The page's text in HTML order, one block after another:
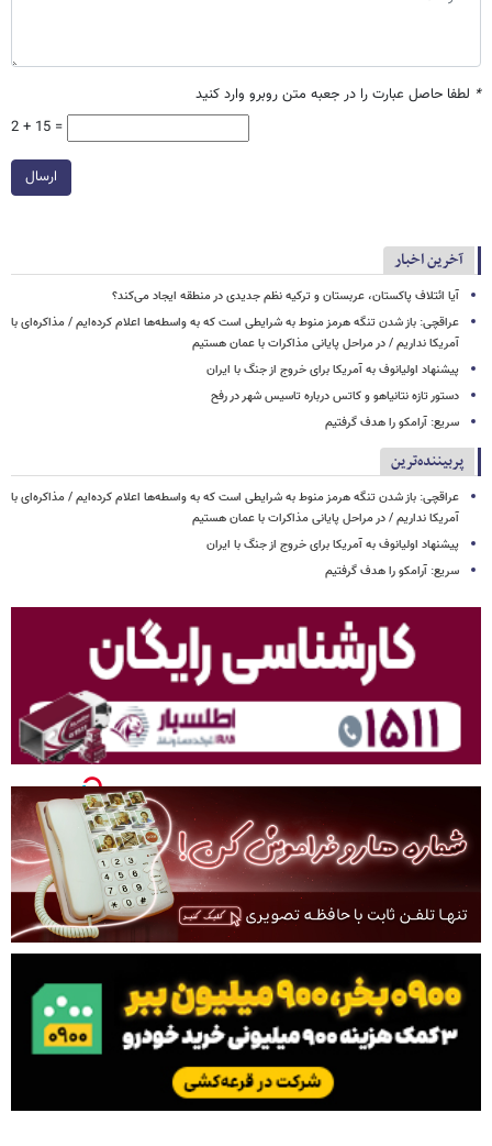
* لطفا حاصل عبارت را در جعبه متن روبرو وارد کنید
2 + 15 =
ارسال
آخرین اخبار
آیا ائتلاف پاکستان، عربستان و ترکیه نظم جدیدی در منطقه ایجاد می‌کند؟
عراقچی: باز شدن تنگه هرمز منوط به شرایطی است که به واسطه‌ها اعلام کرده‌ایم / مذاکره‌ای با
آمریکا نداریم / در مراحل پایانی مذاکرات با عمان هستیم
پیشنهاد اولیانوف به آمریکا برای خروج از جنگ با ایران
دستور تازه نتانیاهو و کاتس درباره تاسیس شهر در رفح
سریع: آرامکو را هدف گرفتیم
پربیننده‌ترین
عراقچی: باز شدن تنگه هرمز منوط به شرایطی است که به واسطه‌ها اعلام کرده‌ایم / مذاکره‌ای با
آمریکا نداریم / در مراحل پایانی مذاکرات با عمان هستیم
پیشنهاد اولیانوف به آمریکا برای خروج از جنگ با ایران
سریع: آرامکو را هدف گرفتیم